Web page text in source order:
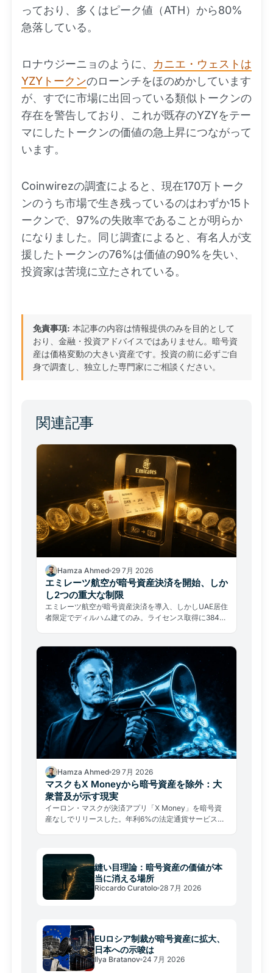
っており、多くはピーク値（ATH）から80%
急落している。
ロナウジーニョのように、 カニエ・ウェストは
YZYトークンのローンチをほのめかしています
が、すでに市場に出回っている類似トークンの
存在を警告しており、これが既存のYZYをテー
マにしたトークンの価値の急上昇につながって
います。
Coinwirezの調査によると、現在170万トーク
ンのうち市場で生き残っているのはわずか15ト
ークンで、97%の失敗率であることが明らか
になりました。同じ調査によると、有名人が支
援したトークンの76%は価値の90%を失い、
投資家は苦境に立たされている。
免責事項: 本記事の内容は情報提供のみを目的として
おり、金融・投資アドバイスではありません。暗号資
産は価格変動の大きい資産です。投資の前に必ずご自
身で調査し、独立した専門家にご相談ください。
関連記事
Hamza Ahmed 29 7月 2026
エミレーツ航空が暗号資産決済を開始、しか
し2つの重大な制限
エミレーツ航空が暗号資産決済を導入、しかしUAE居住
者限定でディルハム建てのみ。ライセンス取得に384日
Hamza Ahmed 29 7月 2026
マスクもX Moneyから暗号資産を除外：大
衆普及が示す現実
イーロン・マスクが決済アプリ「X Money」を暗号資
産なしでリリースした。年利6%の法定通貨サービスが
縫い目理論：暗号資産の価値が本
当に消える場所
Riccardo Curatolo 28 7月 2026
EUロシア制裁が暗号資産に拡大、
日本への示唆は
Ilya Bratanov 24 7月 2026